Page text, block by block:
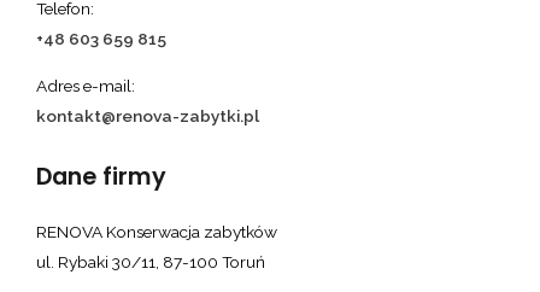
Telefon:
+48 603 659 815
Adres e-mail:
kontakt@renova-zabytki.pl
Dane firmy
RENOVA Konserwacja zabytków
ul. Rybaki 30/11, 87-100 Toruń